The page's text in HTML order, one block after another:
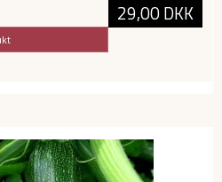
29,00 DKK